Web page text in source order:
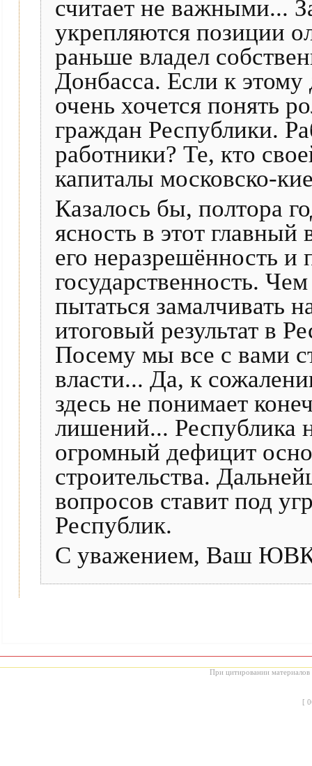
считает не важными...
укрепляются позиции
раньше владел
Донбасса. Если к
очень хочется понять
граждан Республики.
работники? Те, кто
капиталы московско-
Казалось бы, полтора
ясность в этот
его неразрешённость и
государственность.
пытаться замалчивать
итоговый результат в
Посему мы все с вами
власти... Да, к
здесь не понимает
лишений... Республика
огромный дефицит
строительства.
вопросов ставит под
Республик.
С уважением, Ваш
При цитировании материалов
[